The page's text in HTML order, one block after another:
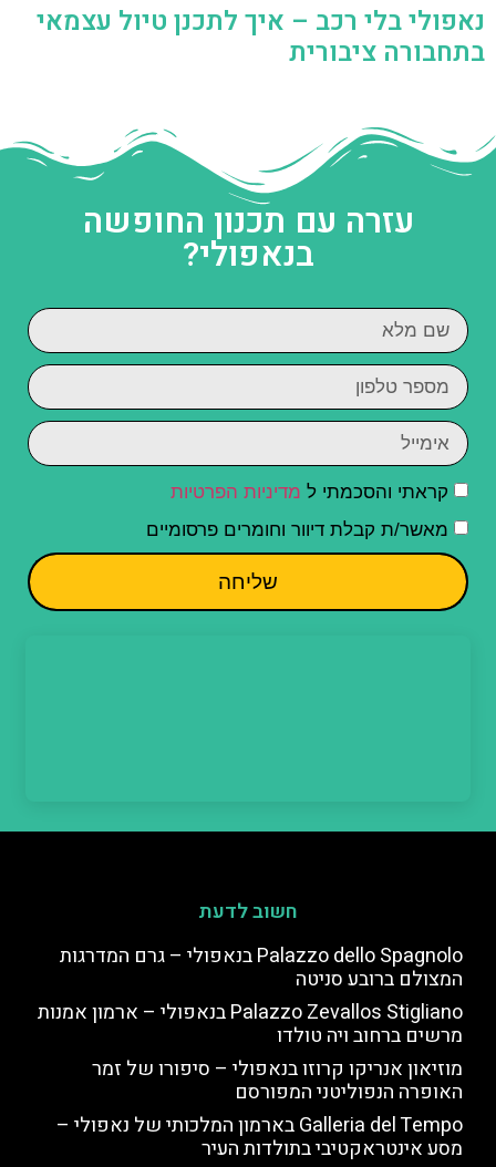
נאפולי בלי רכב – איך לתכנן טיול עצמאי
בתחבורה ציבורית
עזרה עם תכנון החופשה
בנאפולי?
קראתי והסכמתי ל מדיניות הפרטיות
מאשר/ת קבלת דיוור וחומרים פרסומיים
שליחה
חשוב לדעת
Palazzo dello Spagnolo בנאפולי – גרם המדרגות
המצולם ברובע סניטה
Palazzo Zevallos Stigliano בנאפולי – ארמון אמנות
מרשים ברחוב ויה טולדו
מוזיאון אנריקו קרוזו בנאפולי – סיפורו של זמר
האופרה הנפוליטני המפורסם
Galleria del Tempo בארמון המלכותי של נאפולי –
מסע אינטראקטיבי בתולדות העיר